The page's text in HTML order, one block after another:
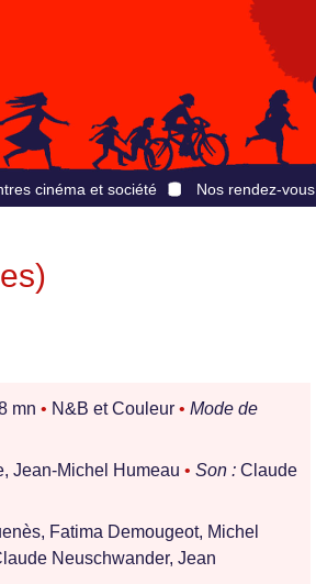
cinéma et société Nos rendez-vous
mn • N&B et Couleur • Mode de
Jean-Michel Humeau • Son : Claude
Fatima Demougeot, Michel
Neuschwander, Jean